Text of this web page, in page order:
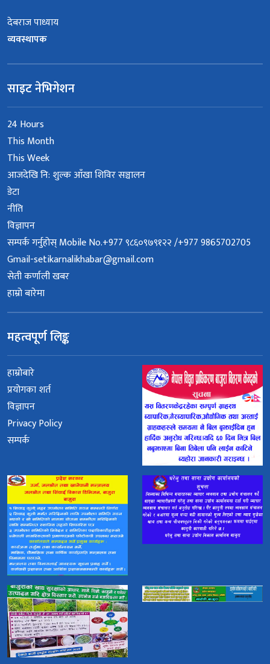
देबराज पाध्याय
व्यवस्थापक
साइट नेभिगेशन
24 Hours
This Month
This Week
आजदेखि नि: शुल्क आँखा शिविर सञ्चालन
डेटा
नीति
विज्ञापन
सम्पर्क गर्नुहोस् Mobile No.+977 ९८६०९७९१२२ /+977 9865702705
Gmail-setikarnalikhabar@gmail.com
सेती कर्णाली खबर
हाम्रो बारेमा
महत्वपूर्ण लिङ्क
हाम्रोबारे
प्रयोगका शर्त
विज्ञापन
Privacy Policy
सम्पर्क